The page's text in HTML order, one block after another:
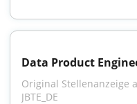
Data Product
Original Stellenanzeige
JBTE_DE